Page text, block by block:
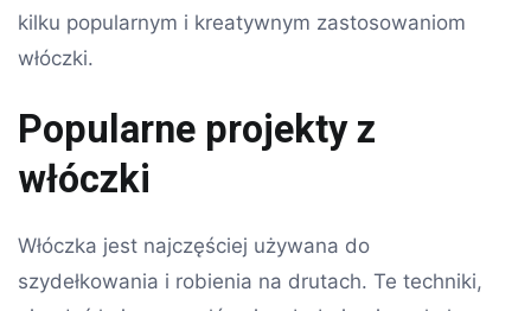
kilku popularnym i kreatywnym zastosowaniom
włóczki.
Popularne projekty z
włóczki
Włóczka jest najczęściej używana do
szydełkowania i robienia na drutach. Te techniki,